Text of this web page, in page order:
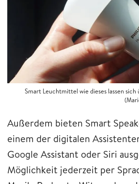
Smart Leuchtmittel wie dieses lassen
Außerdem bieten Smart
einem der digitalen
Google Assistant oder Siri
Möglichkeit jederzeit per